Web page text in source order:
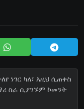
ነገር ካለ፣ እዚህ ሲጠቀስ
ስራ ሲያገኙም ኮመንት